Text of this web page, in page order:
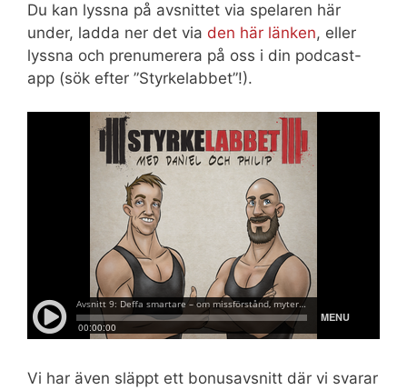
Du kan lyssna på avsnittet via spelaren här
under, ladda ner det via den här länken, eller
lyssna och prenumerera på oss i din podcast-
app (sök efter ”Styrkelabbet”!).
Vi har även släppt ett bonusavsnitt där vi svarar